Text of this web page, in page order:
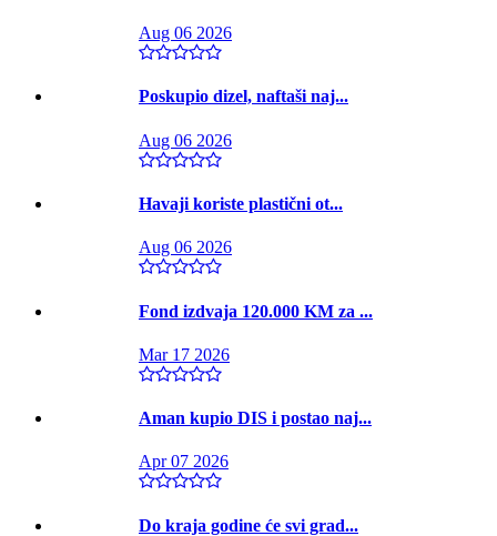
Aug 06 2026
Poskupio dizel, naftaši naj...
Aug 06 2026
Havaji koriste plastični ot...
Aug 06 2026
Fond izdvaja 120.000 KM za ...
Mar 17 2026
Aman kupio DIS i postao naj...
Apr 07 2026
Do kraja godine će svi grad...